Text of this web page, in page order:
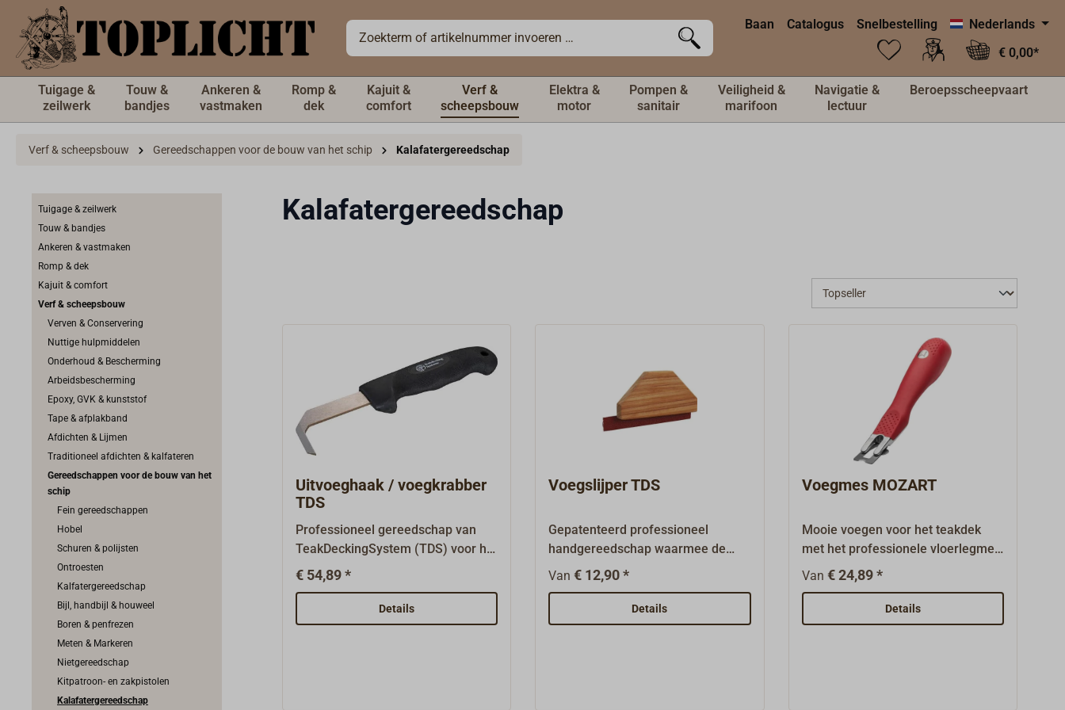
hoofdinhoud Baan Catalogus Snelbestelling
Nederlands
€ 0,00*
Tuigage &
zeilwerk
Touw &
bandjes
Ankeren &
vastmaken
Romp &
dek
Kajuit &
comfort
Verf &
scheepsbouw
Elektra &
motor
Pompen &
sanitair
Veiligheid &
marifoon
Navigatie &
lectuur
Beroepsscheepvaart
Verf & scheepsbouw Gereedschappen voor de bouw van het schip Kalafatergereedschap
Tuigage & zeilwerk
Touw & bandjes
Ankeren & vastmaken
Romp & dek
Kajuit & comfort
Verf & scheepsbouw
Verven & Conservering
Nuttige hulpmiddelen
Onderhoud & Bescherming
Arbeidsbescherming
Epoxy, GVK & kunststof
Tape & afplakband
Afdichten & Lijmen
Traditioneel afdichten & kalfateren
Gereedschappen voor de bouw van het
schip
Fein gereedschappen
Hobel
Schuren & polijsten
Ontroesten
Kalfatergereedschap
Bijl, handbijl & houweel
Boren & penfrezen
Meten & Markeren
Nietgereedschap
Kitpatroon- en zakpistolen
Kalafatergereedschap
Kalafatergereedschap
Uitvoeghaak / voegkrabber
TDS
Professioneel gereedschap van
TeakDeckingSystem (TDS) voor het
verwijderen van oude
dekvoegmassa uit dekvoegen. Een
hakenkrabber waarvan de
zijkanten scherp geslepen kunnen
€ 54,89 *
Details
Voegslijper TDS
Gepatenteerd professioneel
handgereedschap waarmee de
zijkanten van dekvoegen snel en
effectief kunnen worden
restauratiewerkzaamheden
Van€ 12,90 *
Details
Voegmes MOZART
Mooie voegen voor het teakdek
met het professionele vloerlegmes:
Het MOZART afduwmes snijdt
gemakkelijk uitstekende delen van
de voegen af.Bij oudere
teakdekken slijt het hout meer dan
Van € 24,89 *
Details